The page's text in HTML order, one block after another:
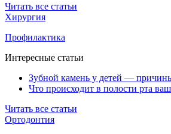
Читать все статьи
Хирургия
Профилактика
Интересные статьи
Зубной камень у детей —
Что происходит в полости рта
Читать все статьи
Ортодонтия